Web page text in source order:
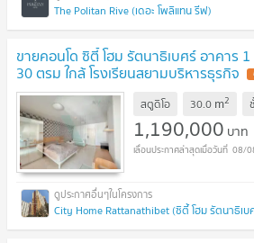
The Politan Rive (เดอะ โพลิแทน รีฟ)
ขายคอนโด ซิตี้ โฮม รัตนาธิเบศร์ อาคาร
30 ตรม ใกล้ โรงเรียนสยามบริหารธุรกิจ
สตูดิโอ 30.0 m2
1,190,000 บาท
08/
City Home Rattanathibet (ซิตี้ โฮม รัตนาธิเบ